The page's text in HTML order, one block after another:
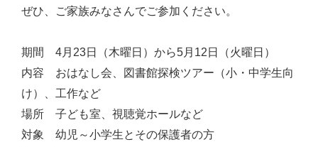
ぜひ、ご家族みなさんでご参加ください。
期間 4月23日（木曜日）から5月12日（火曜日）
内容 おはなし会、図書館探検ツアー（小・中学生向
け）、工作など
場所 子ども室、視聴覚ホールなど
対象 幼児～小学生とその保護者の方